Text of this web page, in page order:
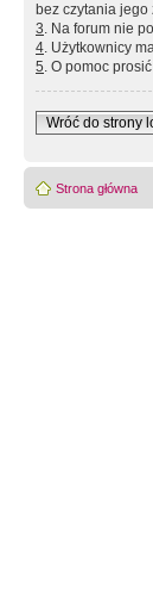
bez czytania jego
3. Na forum nie
4. Użytkownicy
5. O pomoc
Wróć do strony
Strona główna